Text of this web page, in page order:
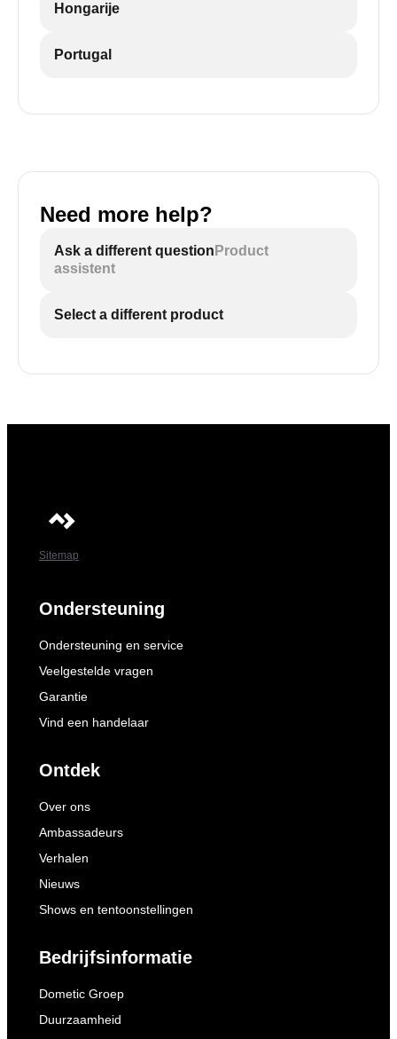
Hongarije
Portugal
Need more help?
Ask a different question Product
assistent
Select a different product
Sitemap
Ondersteuning
Ondersteuning en service
Veelgestelde vragen
Garantie
Vind een handelaar
Ontdek
Over ons
Ambassadeurs
Verhalen
Nieuws
Shows en tentoonstellingen
Bedrijfsinformatie
Dometic Groep
Duurzaamheid